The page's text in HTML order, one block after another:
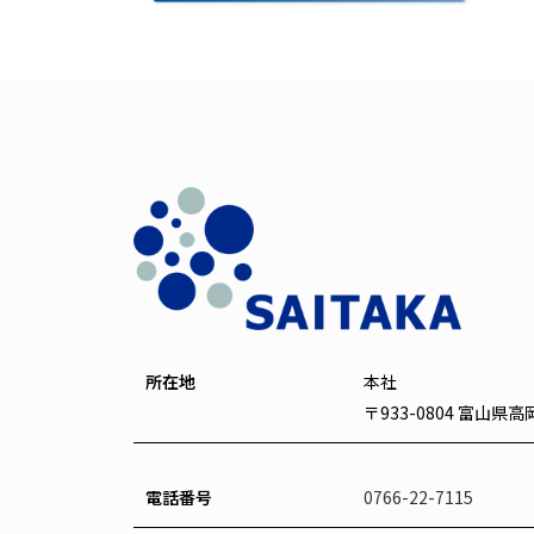
所在地
本社
〒933-0804 富山県高
電話番号 0766-22-7115